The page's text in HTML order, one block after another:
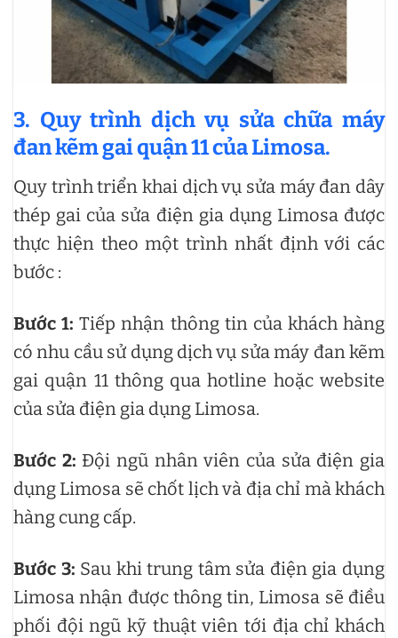
3. Quy trình dịch vụ sửa chữa máy
đan kẽm gai quận 11 của Limosa.
Quy trình triển khai dịch vụ sửa máy đan dây
thép gai của sửa điện gia dụng Limosa được
thực hiện theo một trình nhất định với các
bước :
Bước 1: Tiếp nhận thông tin của khách hàng
có nhu cầu sử dụng dịch vụ sửa máy đan kẽm
gai quận 11 thông qua hotline hoặc website
của sửa điện gia dụng Limosa.
Bước 2: Đội ngũ nhân viên của sửa điện gia
dụng Limosa sẽ chốt lịch và địa chỉ mà khách
hàng cung cấp.
Bước 3: Sau khi trung tâm sửa điện gia dụng
Limosa nhận được thông tin, Limosa sẽ điều
phối đội ngũ kỹ thuật viên tới địa chỉ khách